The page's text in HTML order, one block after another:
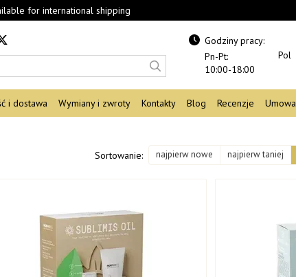
for international shipping
Godziny pracy:
Pn-Pt:
10:00-18:00
Pol
i dostawa Wymiany i zwroty Kontakty Blog Recenzje Umowa
Sortowanie: najpierw nowe najpierw taniej